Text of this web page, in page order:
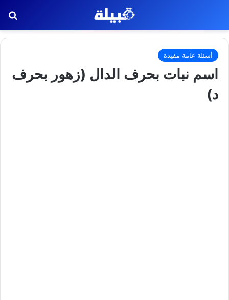
أسئلة عامة مفيدة
اسم نبات بحرف الدال (زهور بحرف
د)